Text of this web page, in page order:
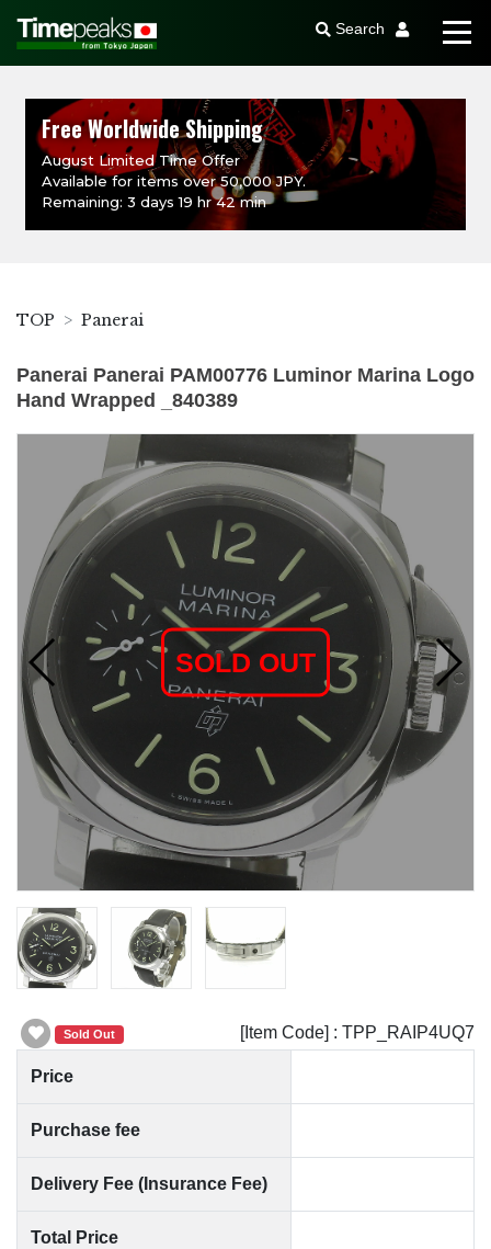
Search
Free Worldwide Shipping
August Limited Time Offer
Available for items over 50,000 JPY.
Remaining: 3 days 19 hr 42 min
TOP Panerai
Panerai Panerai PAM00776 Luminor Marina Logo
Hand Wrapped _840389
SOLD OUT
Sold Out [Item Code] : TPP_RAIP4UQ7
Price
Purchase fee
Delivery Fee (Insurance Fee)
Total Price